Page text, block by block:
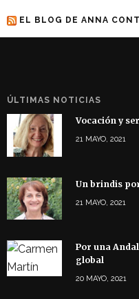
EL BLOG DE ANNA
ÚLTIMAS NOTICIAS
Vocación y
21 MAYO, 2021
Un brindis
21 MAYO, 2021
Por una
global
20 MAYO, 2021